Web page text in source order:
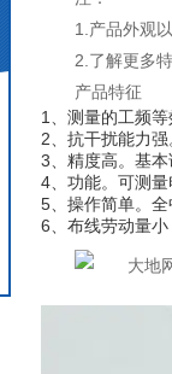
1.产品外观
2.了解更多
产品特征
1、测量的工频
2、抗干扰能力
3、精度高。基
4、功能。可测
5、操作简单。
6、布线劳动量